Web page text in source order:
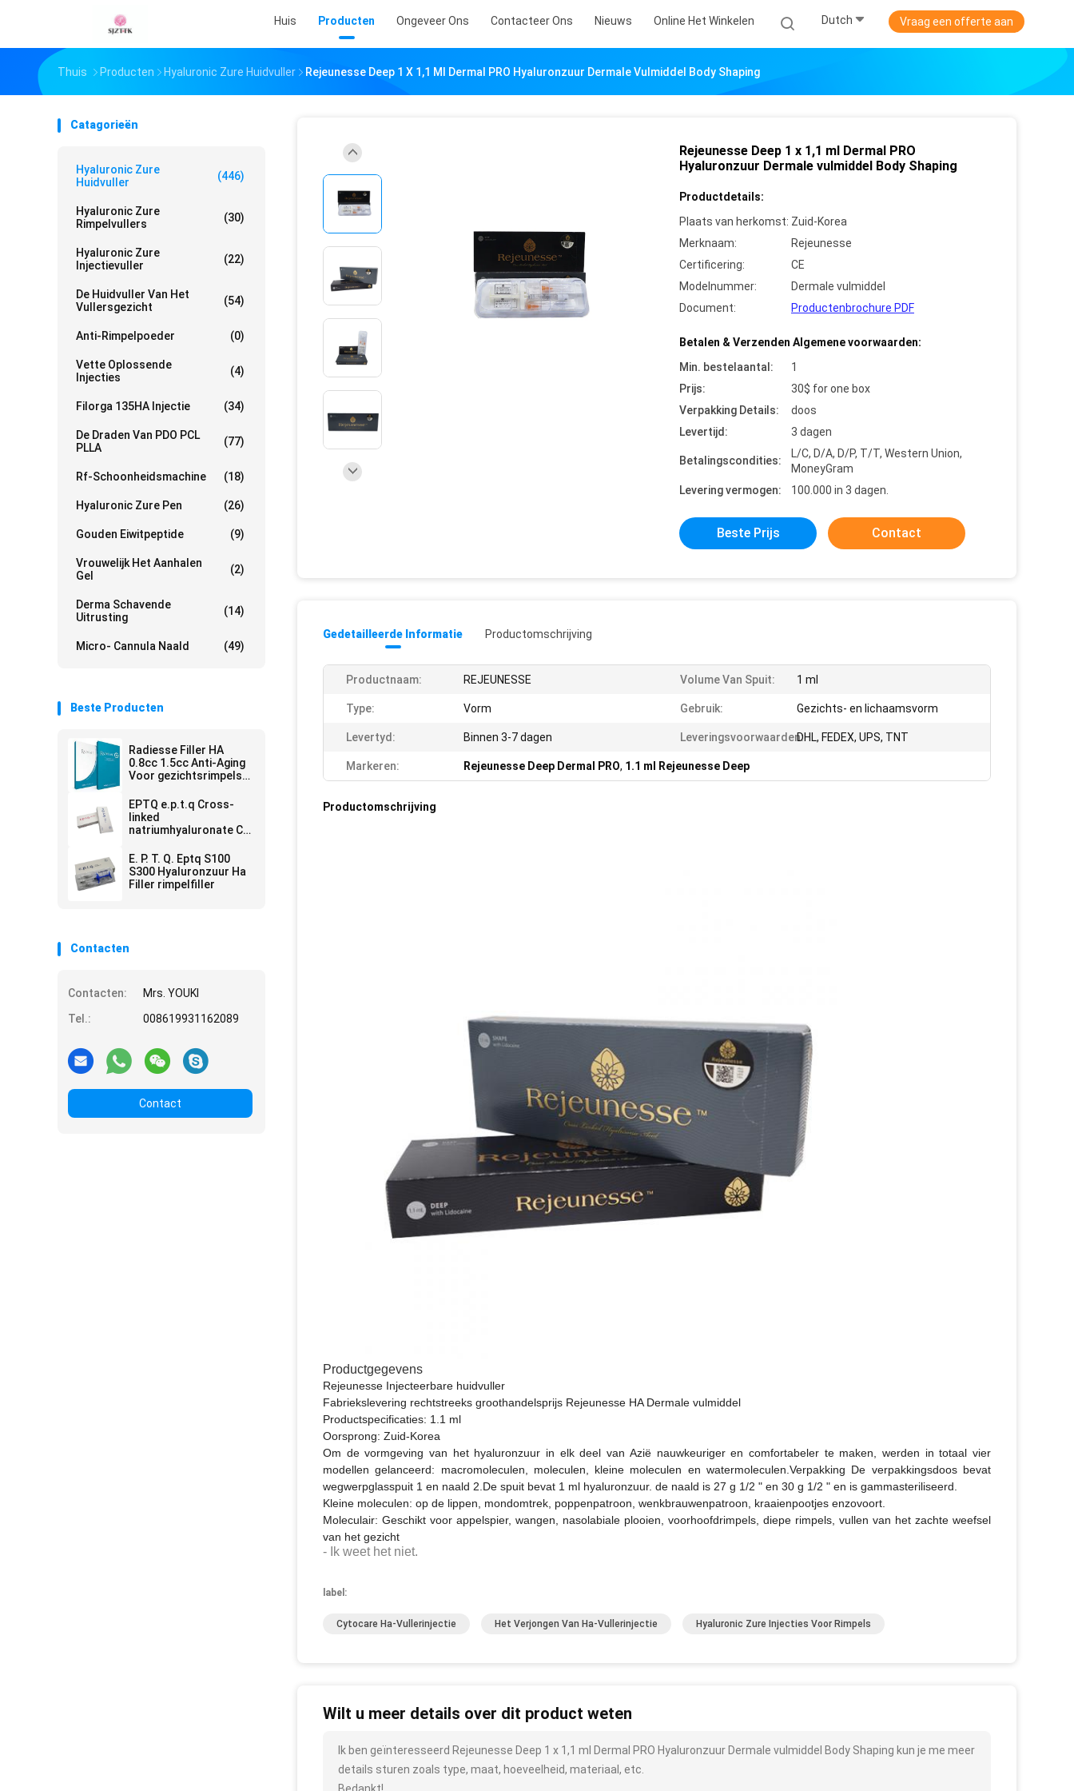
Huis Producten Ongeveer Ons Contacteer Ons Nieuws Online Het Winkelen Dutch Vraag een offerte aan
Thuis Producten Hyaluronic Zure Huidvuller Rejeunesse Deep 1 X 1,1 Ml Dermal PRO Hyaluronzuur Dermale Vulmiddel Body Shaping
Catagorieën
Hyaluronic Zure
Huidvuller
(446)
Hyaluronic Zure
Rimpelvullers
(30)
Hyaluronic Zure
Injectievuller
(22)
De Huidvuller Van Het
Vullersgezicht
(54)
Anti-Rimpelpoeder (0)
Vette Oplossende
Injecties
(4)
Filorga 135HA Injectie (34)
De Draden Van PDO PCL
PLLA
(77)
Rf-Schoonheidsmachine (18)
Hyaluronic Zure Pen (26)
Gouden Eiwitpeptide (9)
Vrouwelijk Het Aanhalen
Gel
(2)
Derma Schavende
Uitrusting
(14)
Micro- Cannula Naald (49)
Beste Producten
Radiesse Filler HA
0.8cc 1.5cc Anti-Aging
Voor gezichtsrimpels
EPTQ e.p.t.q Cross-
linked
natriumhyaluronate CE
Dermal Filler
E. P. T. Q. Eptq S100
S300 Hyaluronzuur Ha
Filler rimpelfiller
Contacten
Contacten:
Mrs. YOUKI
Tel.:
008619931162089
Contact
Rejeunesse Deep 1 x 1,1 ml Dermal PRO
Hyaluronzuur Dermale vulmiddel Body Shaping
Productdetails:
Plaats van herkomst: Zuid-Korea
Merknaam:
Rejeunesse
Certificering:
CE
Modelnummer:
Dermale vulmiddel
Document:
Productenbrochure PDF
Betalen & Verzenden Algemene voorwaarden:
Min. bestelaantal:
1
Prijs:
30$ for one box
Verpakking Details:
doos
Levertijd:
3 dagen
Betalingscondities:
L/C, D/A, D/P, T/T, Western Union,
MoneyGram
Levering vermogen:
100.000 in 3 dagen.
Beste Prijs Contact
Gedetailleerde Informatie Productomschrijving
Productnaam: REJEUNESSE Volume Van Spuit: 1 ml
Type: Vorm Gebruik: Gezichts- en lichaamsvorm
Levertyd: Binnen 3-7 dagen Leveringsvoorwaarden:DHL, FEDEX, UPS, TNT
Markeren: Rejeunesse Deep Dermal PRO, 1.1 ml Rejeunesse Deep
Productomschrijving
Productgegevens
Rejeunesse Injecteerbare huidvuller
Fabriekslevering rechtstreeks groothandelsprijs Rejeunesse HA Dermale vulmiddel
Productspecificaties: 1.1 ml
Oorsprong: Zuid-Korea
Om de vormgeving van het hyaluronzuur in elk deel van Azië nauwkeuriger en comfortabeler te maken, werden in totaal vier
modellen gelanceerd: macromoleculen, moleculen, kleine moleculen en watermoleculen.Verpakking De verpakkingsdoos bevat
wegwerpglasspuit 1 en naald 2.De spuit bevat 1 ml hyaluronzuur. de naald is 27 g 1/2 " en 30 g 1/2 " en is gammasteriliseerd.
Kleine moleculen: op de lippen, mondomtrek, poppenpatroon, wenkbrauwenpatroon, kraaienpootjes enzovoort.
Moleculair: Geschikt voor appelspier, wangen, nasolabiale plooien, voorhoofdrimpels, diepe rimpels, vullen van het zachte weefsel
van het gezicht
- Ik weet het niet.
label:
Cytocare Ha-Vullerinjectie Het Verjongen Van Ha-Vullerinjectie Hyaluronic Zure Injecties Voor Rimpels
Wilt u meer details over dit product weten
Ik ben geïnteresseerd Rejeunesse Deep 1 x 1,1 ml Dermal PRO Hyaluronzuur Dermale vulmiddel Body Shaping kun je me meer
details sturen zoals type, maat, hoeveelheid, materiaal, etc.